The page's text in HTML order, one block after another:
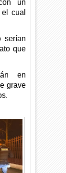
un
cual
serían
que
en
grave